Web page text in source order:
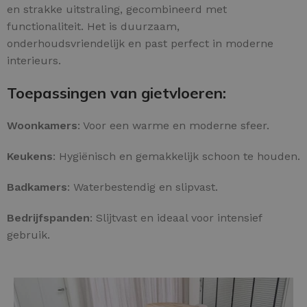
en strakke uitstraling, gecombineerd met
functionaliteit. Het is duurzaam,
onderhoudsvriendelijk en past perfect in moderne
interieurs.
Toepassingen van gietvloeren:
Woonkamers: Voor een warme en moderne sfeer.
Keukens: Hygiënisch en gemakkelijk schoon te houden.
Badkamers: Waterbestendig en slipvast.
Bedrijfspanden: Slijtvast en ideaal voor intensief
gebruik.